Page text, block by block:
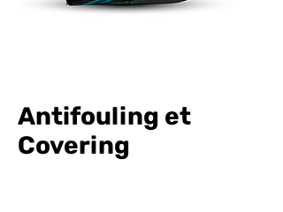
Antifouling et
Covering